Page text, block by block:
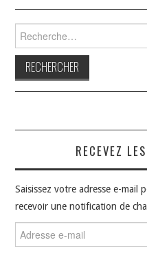
RECEVEZ
Saisissez votre adresse e-mail
recevoir une notification de
e-